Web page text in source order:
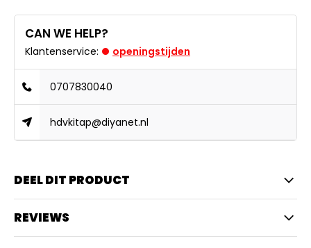
CAN WE HELP?
Klantenservice: openingstijden
0707830040
hdvkitap@diyanet.nl
DEEL DIT PRODUCT
REVIEWS